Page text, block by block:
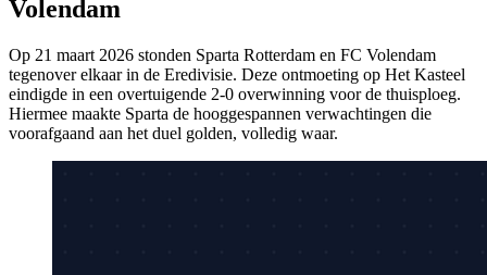
Volendam
Op 21 maart 2026 stonden Sparta Rotterdam en FC Volendam
tegenover elkaar in de Eredivisie. Deze ontmoeting op Het Kasteel
eindigde in een overtuigende 2-0 overwinning voor de thuisploeg.
Hiermee maakte Sparta de hooggespannen verwachtingen die
voorafgaand aan het duel golden, volledig waar.